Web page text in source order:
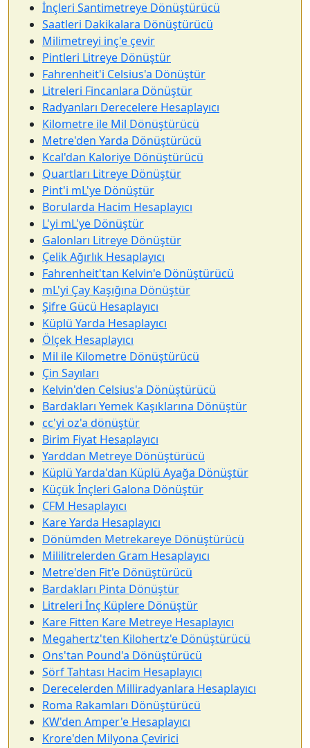
İnçleri Santimetreye Dönüştürücü
Saatleri Dakikalara Dönüştürücü
Milimetreyi inç'e çevir
Pintleri Litreye Dönüştür
Fahrenheit'i Celsius'a Dönüştür
Litreleri Fincanlara Dönüştür
Radyanları Derecelere Hesaplayıcı
Kilometre ile Mil Dönüştürücü
Metre'den Yarda Dönüştürücü
Kcal'dan Kaloriye Dönüştürücü
Quartları Litreye Dönüştür
Pint'i mL'ye Dönüştür
Borularda Hacim Hesaplayıcı
L'yi mL'ye Dönüştür
Galonları Litreye Dönüştür
Çelik Ağırlık Hesaplayıcı
Fahrenheit'tan Kelvin'e Dönüştürücü
mL'yi Çay Kaşığına Dönüştür
Şifre Gücü Hesaplayıcı
Küplü Yarda Hesaplayıcı
Ölçek Hesaplayıcı
Mil ile Kilometre Dönüştürücü
Çin Sayıları
Kelvin'den Celsius'a Dönüştürücü
Bardakları Yemek Kaşıklarına Dönüştür
cc'yi oz'a dönüştür
Birim Fiyat Hesaplayıcı
Yarddan Metreye Dönüştürücü
Küplü Yarda'dan Küplü Ayağa Dönüştür
Küçük İnçleri Galona Dönüştür
CFM Hesaplayıcı
Kare Yarda Hesaplayıcı
Dönümden Metrekareye Dönüştürücü
Mililitrelerden Gram Hesaplayıcı
Metre'den Fit'e Dönüştürücü
Bardakları Pinta Dönüştür
Litreleri İnç Küplere Dönüştür
Kare Fitten Kare Metreye Hesaplayıcı
Megahertz'ten Kilohertz'e Dönüştürücü
Ons'tan Pound'a Dönüştürücü
Sörf Tahtası Hacim Hesaplayıcı
Derecelerden Milliradyanlara Hesaplayıcı
Roma Rakamları Dönüştürücü
KW'den Amper'e Hesaplayıcı
Krore'den Milyona Çevirici